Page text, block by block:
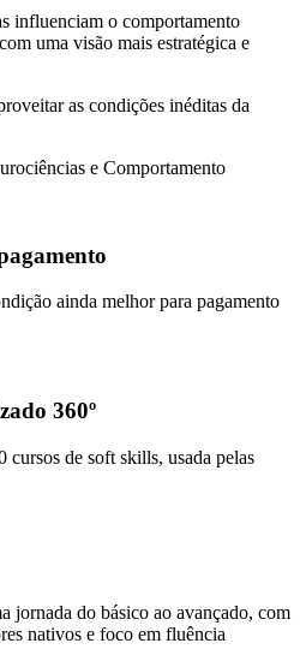
influenciam o comportamento
uma visão mais estratégica e
as condições inéditas da
e Comportamento
ainda melhor para pagamento
360º
cursos de soft skills, usada pelas
jornada do básico ao avançado, com
nativos e foco em fluência